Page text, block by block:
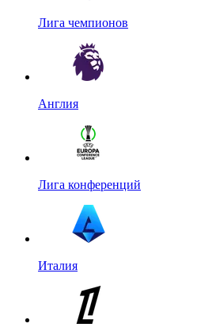
Лига чемпионов
Англия
Лига конференций
Италия